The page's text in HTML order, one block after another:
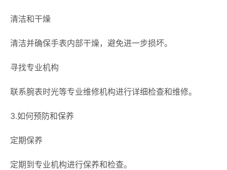
清洁和干燥
清洁并确保手表内部干燥，避免进一步损坏。
寻找专业机构
联系腕表时光等专业维修机构进行详细检查和维修。
3.如何预防和保养
定期保养
定期到专业机构进行保养和检查。